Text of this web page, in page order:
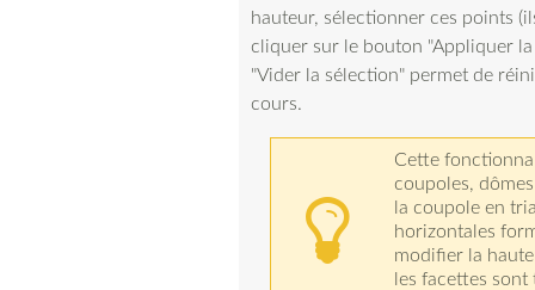
hauteur, sélectionner ces points
cliquer sur le bouton "Appliquer
"Vider la sélection" permet de
cours.
Cette
coupoles,
la coupole en
horizontales
modifier la
les facettes